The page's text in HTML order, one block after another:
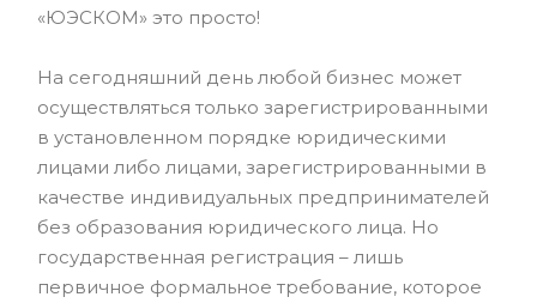
«ЮЭСКОМ» это просто!
На сегодняшний день любой бизнес может
осуществляться только зарегистрированными
в установленном порядке юридическими
лицами либо лицами, зарегистрированными в
качестве индивидуальных предпринимателей
без образования юридического лица. Но
государственная регистрация – лишь
первичное формальное требование, которое